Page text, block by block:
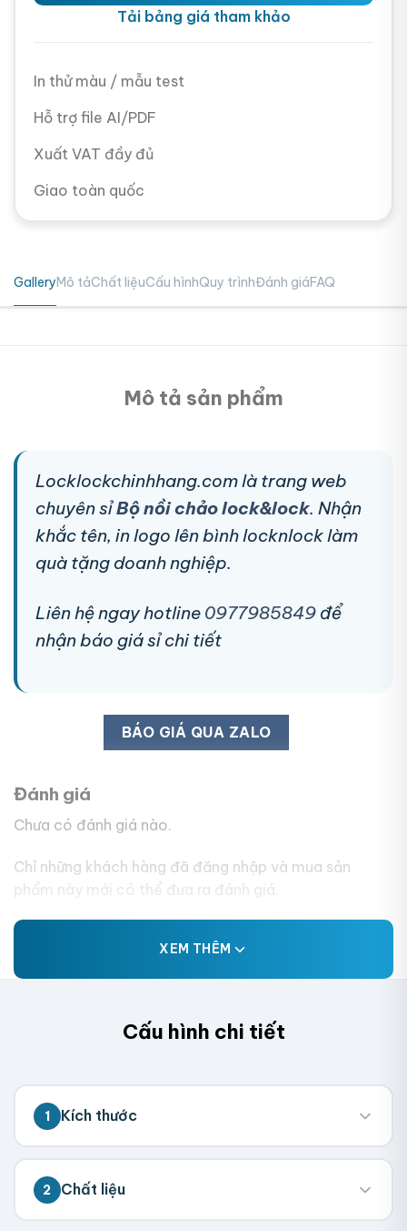
Tải bảng giá tham khảo
In thử màu / mẫu test
Hỗ trợ file AI/PDF
Xuất VAT đầy đủ
Giao toàn quốc
GalleryMô tảChất liệuCấu hìnhQuy trìnhĐánh giáFAQ
Mô tả sản phẩm
Locklockchinhhang.com là trang web
chuyên sỉBộ nồi chảo lock&lock. Nhận
khắc tên, in logo lên bình locknlock làm
quà tặng doanh nghiệp.
Liên hệ ngay hotline 0977985849 để
nhận báo giá sỉ chi tiết
BÁO GIÁ QUA ZALO
Đánh giá
Chưa có đánh giá nào.
Chỉ những khách hàng đã đăng nhập và mua sản
phẩm này mới có thể đưa ra đánh giá.
XEM THÊM
Cấu hình chi tiết
1 Kích thước
💡 Đo kích thước bên trong hộp (nơi chứa
sản phẩm). Chúng tôi sẽ tính toán kích
thước tổng thể.
2 Chất liệu